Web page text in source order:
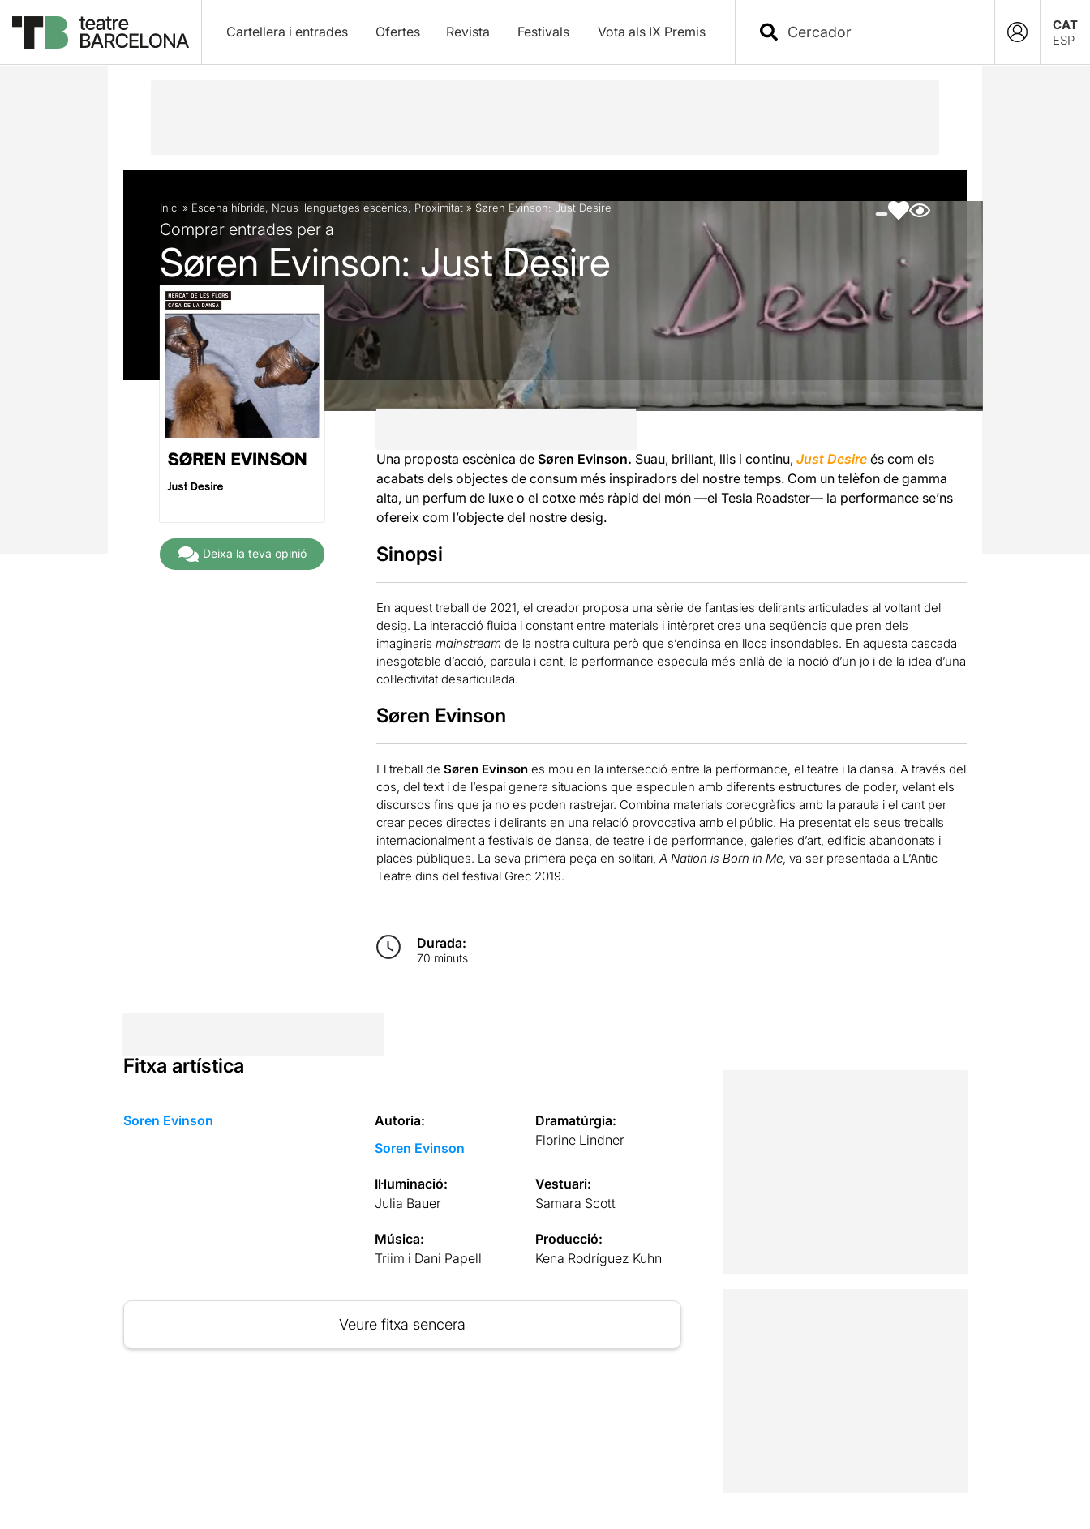
Cartellera i entrades Ofertes Revista Festivals Vota als IX Premis
CAT
ESP
Descripció Fitxa artística Fotos i vídeos Articles
Inici » Escena híbrida, Nous llenguatges escènics, Proximitat » Søren Evinson: Just Desire
Comprar entrades per a
Søren Evinson: Just Desire
Deixa la teva opinió
Una proposta escènica de Søren Evinson. Suau, brillant, llis i continu, Just Desireés com els
acabats dels objectes de consum més inspiradors del nostre temps. Com un telèfon de gamma
alta, un perfum de luxe o el cotxe més ràpid del món —el Tesla Roadster— la performance se’ns
ofereix com l’objecte del nostre desig.
Sinopsi
En aquest treball de 2021, el creador proposa una sèrie de fantasies delirants articulades al voltant del
desig. La interacció fluida i constant entre materials i intèrpret crea una seqüència que pren dels
imaginaris mainstream de la nostra cultura però que s’endinsa en llocs insondables. En aquesta cascada
inesgotable d’acció, paraula i cant, la performance especula més enllà de la noció d’un jo i de la idea d’una
col·lectivitat desarticulada.
Søren Evinson
El treball de Søren Evinsones mou en la intersecció entre la performance, el teatre i la dansa. A través del
cos, del text i de l’espai genera situacions que especulen amb diferents estructures de poder, velant els
discursos fins que ja no es poden rastrejar. Combina materials coreogràfics amb la paraula i el cant per
crear peces directes i delirants en una relació provocativa amb el públic. Ha presentat els seus treballs
internacionalment a festivals de dansa, de teatre i de performance, galeries d’art, edificis abandonats i
places públiques. La seva primera peça en solitari, A Nation is Born in Me, va ser presentada a L’Antic
Teatre dins del festival Grec 2019.
Durada:
70 minuts
Fitxa artística
Soren Evinson
Autoria:
Soren Evinson
Dramatúrgia:
Florine Lindner
Il·luminació:
Julia Bauer
Vestuari:
Samara Scott
Música:
Triim i Dani Papell
Producció:
Kena Rodríguez Kuhn
Veure fitxa sencera